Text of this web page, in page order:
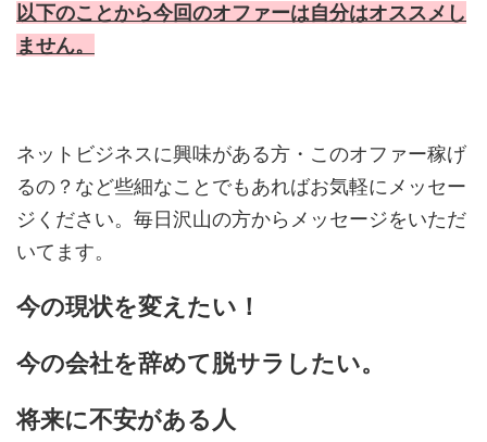
以下のことから今回のオファーは自分はオススメし
ません。
ネットビジネスに興味がある方・このオファー稼げ
るの？など些細なことでもあればお気軽にメッセー
ジください。毎日沢山の方からメッセージをいただ
いてます。
今の現状を変えたい！
今の会社を辞めて脱サラしたい。
将来に不安がある人